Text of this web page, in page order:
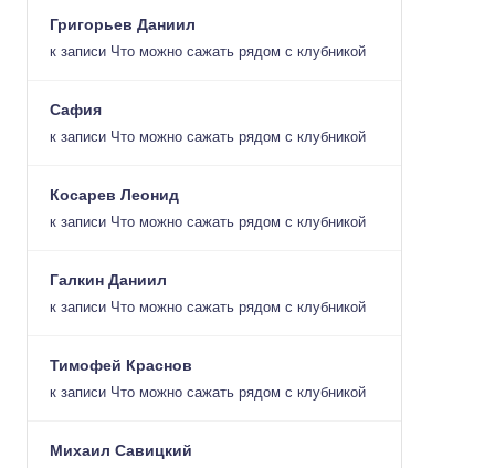
Григорьев Даниил
к записи Что можно сажать рядом с клубникой
Сафия
к записи Что можно сажать рядом с клубникой
Косарев Леонид
к записи Что можно сажать рядом с клубникой
Галкин Даниил
к записи Что можно сажать рядом с клубникой
Тимофей Краснов
к записи Что можно сажать рядом с клубникой
Михаил Савицкий